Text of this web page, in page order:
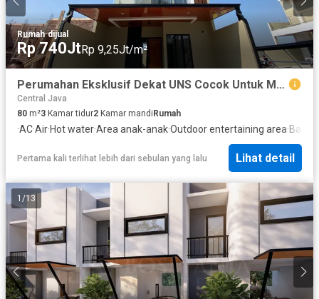
Rumah·dijual
Rp 740JtRp 9,25Jt/m²
Perumahan Eksklusif Dekat UNS Cocok Untuk Mahasiswa UNS - Hanya 7 Menit Ke UNS
Central Java
80 m²3 Kamar tidur2 Kamar mandi Rumah
·AC·Air·Hot water·Area anak-anak·Outdoor entertaining area·Balkon
Pertama kali terlihat lebih dari sebulan yang lalu Lihat detail
1 /13